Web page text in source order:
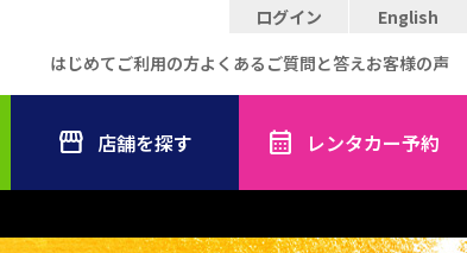
ログイン
English
はじめてご利用の方よくあるご質問と答えお客様の声
店舗を探す レンタカー予約